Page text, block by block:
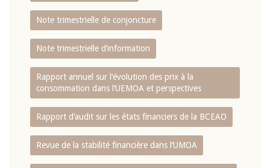
Note trimestrielle de conjoncture
Note trimestrielle d‘information
Rapport annuel sur l‘évolution des prix à la
consommation dans l‘UEMOA et perspectives
Rapport d‘audit sur les états financiers de la BCEAO
Revue de la stabilité financière dans l‘UMOA